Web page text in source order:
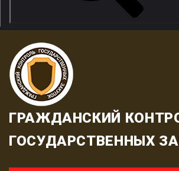
ГРАЖДАНСКИЙ
ГОСУДАРСТВЕННЫХ